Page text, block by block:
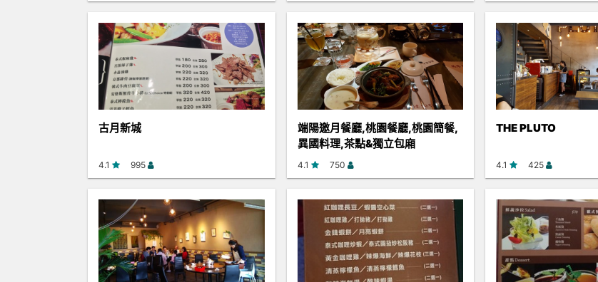
古月新城
4.1 995
端陽邀月餐廳,桃園餐廳,桃園簡餐,
異國料理,茶點&獨立包廂
4.1 750
THE PLUTO
4.1 425